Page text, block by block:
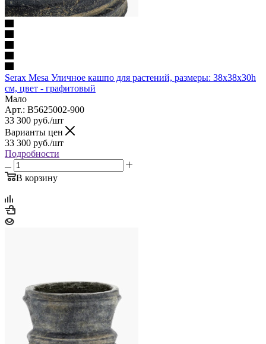
Serax Mesa Уличное кашпо для растений, размеры: 38х38х30h
см, цвет - графитовый
Мало
Арт.: B5625002-900
33 300 руб./шт
Варианты цен
33 300 руб./шт
Подробности
В корзину